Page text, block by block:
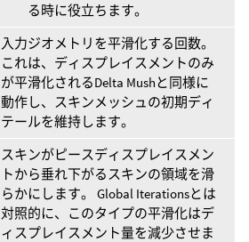
る時に役立ちます。
入力ジオメトリを平滑化する回数。
これは、ディスプレイスメントのみ
が平滑化されるDelta Mushと同様に
動作し、スキンメッシュの初期ディ
テールを維持します。
スキンがピースディスプレイスメン
トから垂れ下がるスキンの領域を滑
らかにします。 Global Iterationsとは
対照的に、このタイプの平滑化はデ
ィスプレイスメント量を減少させま